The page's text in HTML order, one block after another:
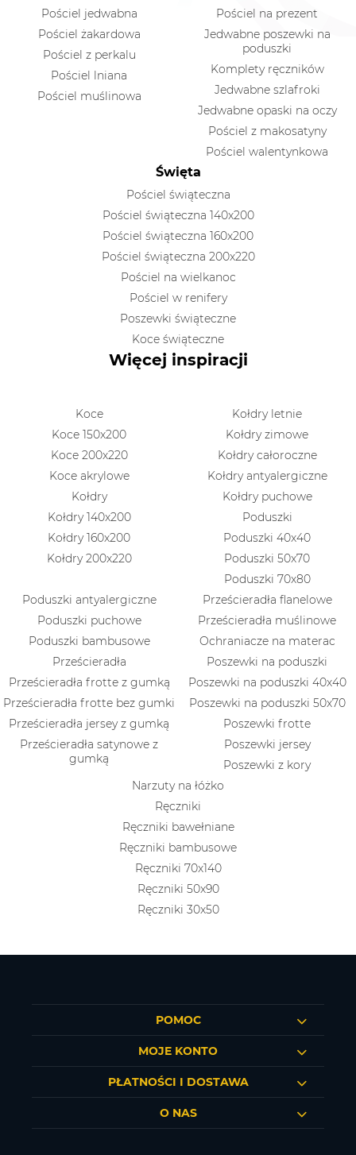
Pościel jedwabna
Pościel żakardowa
Pościel z perkalu
Pościel lniana
Pościel muślinowa
Pościel na prezent
Jedwabne poszewki na
poduszki
Komplety ręczników
Jedwabne szlafroki
Jedwabne opaski na oczy
Pościel z makosatyny
Pościel walentynkowa
Święta
Pościel świąteczna
Pościel świąteczna 140x200
Pościel świąteczna 160x200
Pościel świąteczna 200x220
Pościel na wielkanoc
Pościel w renifery
Poszewki świąteczne
Koce świąteczne
Więcej inspiracji
Koce
Koce 150x200
Koce 200x220
Koce akrylowe
Kołdry
Kołdry 140x200
Kołdry 160x200
Kołdry 200x220
Kołdry letnie
Kołdry zimowe
Kołdry całoroczne
Kołdry antyalergiczne
Kołdry puchowe
Poduszki
Poduszki 40x40
Poduszki 50x70
Poduszki 70x80
Poduszki antyalergiczne
Poduszki puchowe
Poduszki bambusowe
Prześcieradła
Prześcieradła frotte z gumką
Prześcieradła frotte bez gumki
Prześcieradła jersey z gumką
Prześcieradła satynowe z
gumką
Prześcieradła flanelowe
Prześcieradła muślinowe
Ochraniacze na materac
Poszewki na poduszki
Poszewki na poduszki 40x40
Poszewki na poduszki 50x70
Poszewki frotte
Poszewki jersey
Poszewki z kory
Narzuty na łóżko
Ręczniki
Ręczniki bawełniane
Ręczniki bambusowe
Ręczniki 70x140
Ręczniki 50x90
Ręczniki 30x50
POMOC
MOJE KONTO
PŁATNOŚCI I DOSTAWA
O NAS